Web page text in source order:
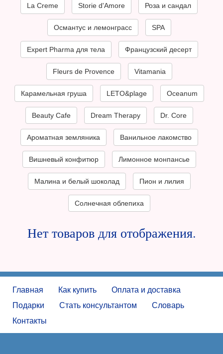
La Creme Storie d'Amore Роза и cандал
Османтус и лемонграсс SPA
Expert Pharma для тела Французский десерт
Fleurs de Provence Vitamania
Карамельная груша LETO&plage Oceanum
Beauty Cafe Dream Therapy Dr. Core
Ароматная земляника Ванильное лакомство
Вишневый конфитюр Лимонное монпансье
Малина и белый шоколад Пион и лилия
Солнечная облепиха
Нет товаров для отображения.
Главная Как купить
Оплата и доставка
Подарки
Стать консультантом
Словарь
Контакты